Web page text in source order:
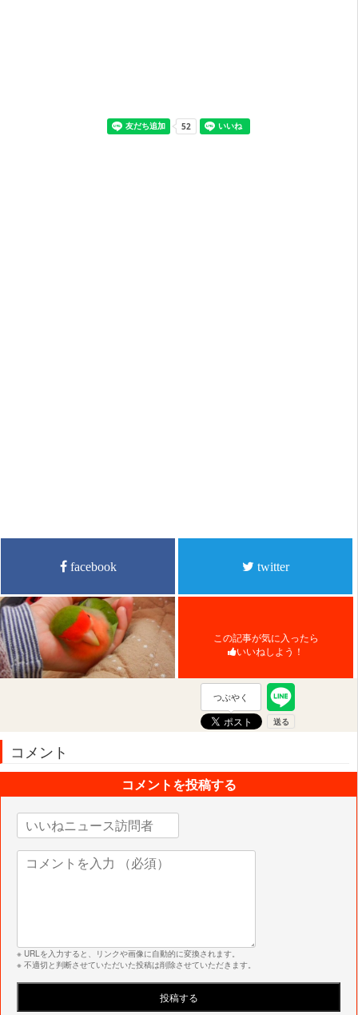
facebook twitter
この記事が気に入ったら
いいねしよう！
つぶやく
コメント
コメントを投稿する
※ URLを入力すると、リンクや画像に自動的に変換されます。
※ 不適切と判断させていただいた投稿は削除させていただきます。